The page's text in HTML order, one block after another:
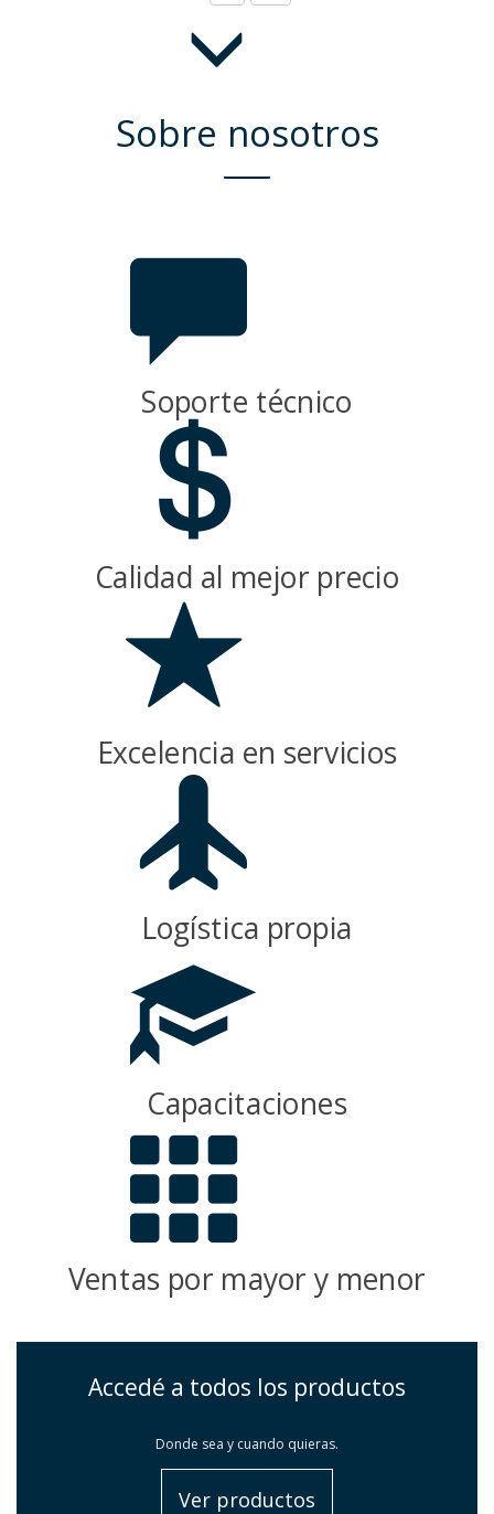
Sobre nosotros
Soporte técnico
Calidad al mejor precio
Excelencia en servicios
Logística propia
Capacitaciones
Ventas por mayor y menor
Accedé a todos los productos
Donde sea y cuando quieras.
Ver productos